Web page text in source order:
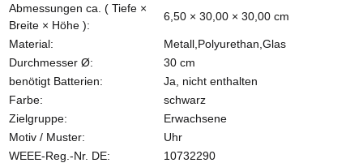
Abmessungen ca. ( Tiefe ×
Breite × Höhe ):
6,50 × 30,00 × 30,00 cm
Material:
Metall,Polyurethan,Glas
Durchmesser Ø:
30 cm
benötigt Batterien:
Ja, nicht enthalten
Farbe:
schwarz
Zielgruppe:
Erwachsene
Motiv / Muster:
Uhr
WEEE-Reg.-Nr. DE:
10732290